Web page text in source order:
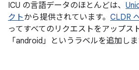
ICU の言語データのほとんどは、
クトから提供されています。 CLDR
ってすべてのリクエストをアップス
「android」というラベルを追加しま